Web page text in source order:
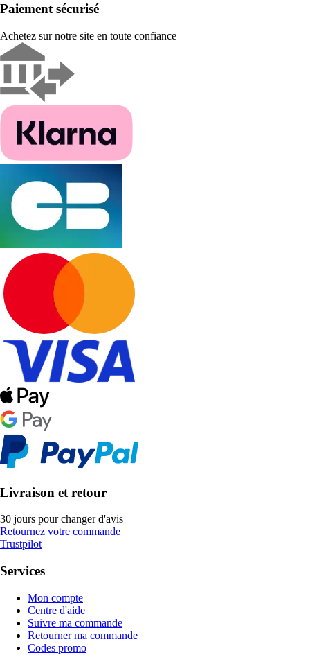
Paiement sécurisé
Achetez sur notre site en toute confiance
Livraison et retour
30 jours pour changer d'avis
Retournez votre commande
Trustpilot
Services
Mon compte
Centre d'aide
Suivre ma commande
Retourner ma commande
Codes promo